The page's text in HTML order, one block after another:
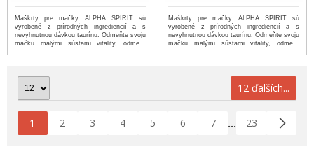
Maškrty pre mačky ALPHA SPIRIT sú
vyrobené z prírodných ingrediencií a s
nevyhnutnou dávkou taurínu. Odmeňte svoju
mačku malými sústami vitality, odme...
Maškrty pre mačky ALPHA SPIRIT sú
vyrobené z prírodných ingrediencií a s
nevyhnutnou dávkou taurínu. Odmeňte svoju
mačku malými sústami vitality, odme...
12 ďalších...
1 2 3 4 5 6 7 ... 23